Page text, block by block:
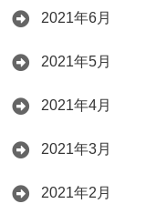
2021年6月
2021年5月
2021年4月
2021年3月
2021年2月